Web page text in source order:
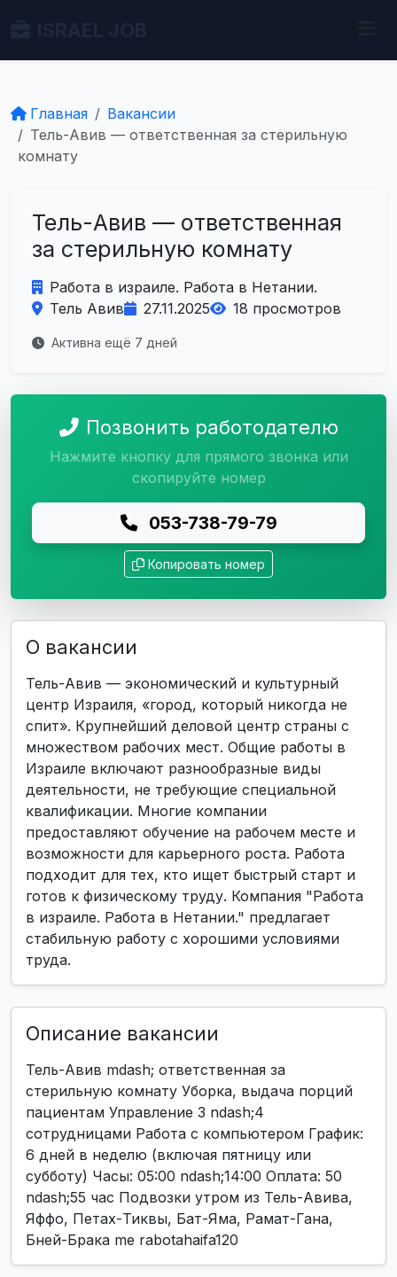
Главная
Вакансии
Тель-Авив — ответственная за стерильную
комнату
Тель-Авив — ответственная
за стерильную комнату
Работа в израиле. Работа в Нетании.
Тель Авив
27.11.2025 18 просмотров
Активна ещё 7 дней
Позвонить работодателю
Нажмите кнопку для прямого звонка или
скопируйте номер
053-738-79-79
Копировать номер
О вакансии
Тель-Авив — экономический и культурный
центр Израиля, «город, который никогда не
спит». Крупнейший деловой центр страны с
множеством рабочих мест. Общие работы в
Израиле включают разнообразные виды
деятельности, не требующие специальной
квалификации. Многие компании
предоставляют обучение на рабочем месте и
возможности для карьерного роста. Работа
подходит для тех, кто ищет быстрый старт и
готов к физическому труду. Компания "Работа
в израиле. Работа в Нетании." предлагает
стабильную работу с хорошими условиями
труда.
Описание вакансии
Тель-Авив mdash; ответственная за
стерильную комнату Уборка, выдача порций
пациентам Управление 3 ndash;4
сотрудницами Работа с компьютером График:
6 дней в неделю (включая пятницу или
субботу) Часы: 05:00 ndash;14:00 Оплата: 50
ndash;55 час Подвозки утром из Тель-Авива,
Яффо, Петах-Тиквы, Бат-Яма, Рамат-Гана,
Бней-Брака me rabotahaifa120